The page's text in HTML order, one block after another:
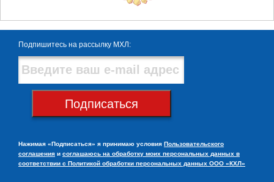
Подпишитесь на рассылку МХЛ:
Подписаться
Нажимая «Подписаться» я принимаю условия Пользовательского
соглашения и соглашаюсь на обработку моих персональных данных в
соответствии с Политикой обработки персональных данных ООО «КХЛ»